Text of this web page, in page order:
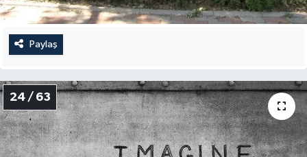
Paylaş
24 / 63